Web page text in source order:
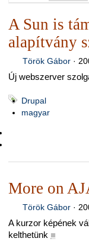
A Sun is
alapítvány
Török Gábor·
Új webszerver
Drupal
magyar
More on
Török Gábor·
A kurzor képének
kelthetünk ■